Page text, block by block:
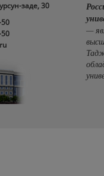
заде, 30
—